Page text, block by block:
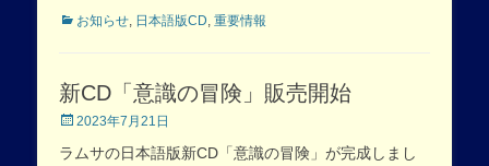
Categories
お知らせ, 日本語版CD, 重要情報
新CD「意識の冒険」販売開始
Posted
2023年7月21日
ラムサの日本語版新CD「意識の冒険」が完成しまし